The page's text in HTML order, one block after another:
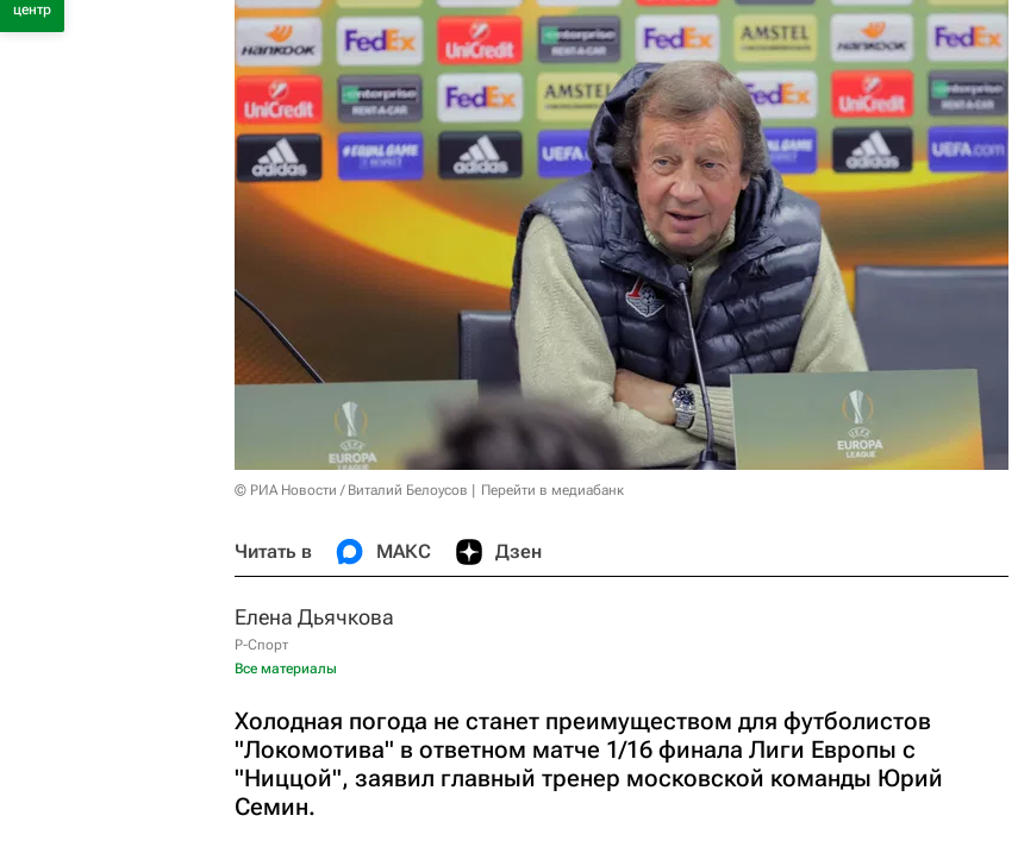
© РИА Новости / Виталий Белоусов Перейти в медиабанк
Читать в МАКС Дзен
Елена Дьячкова
Р-Спорт
Все материалы
Холодная погода не станет преимуществом для футболистов
"Локомотива" в ответном матче 1/16 финала Лиги Европы с
"Ниццой", заявил главный тренер московской команды Юрий
Семин.
центр